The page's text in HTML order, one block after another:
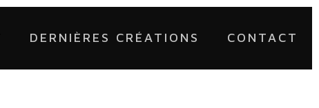
DERNIÈRES CRÉATIONS CONTACT